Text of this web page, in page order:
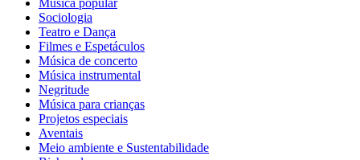
Música popular
Sociologia
Teatro e Dança
Filmes e Espetáculos
Música de concerto
Música instrumental
Negritude
Música para crianças
Projetos especiais
Aventais
Meio ambiente e Sustentabilidade